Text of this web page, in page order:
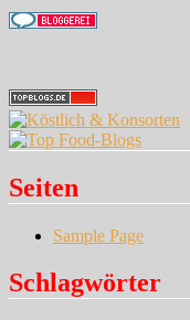
Seiten
Sample Page
Schlagwörter